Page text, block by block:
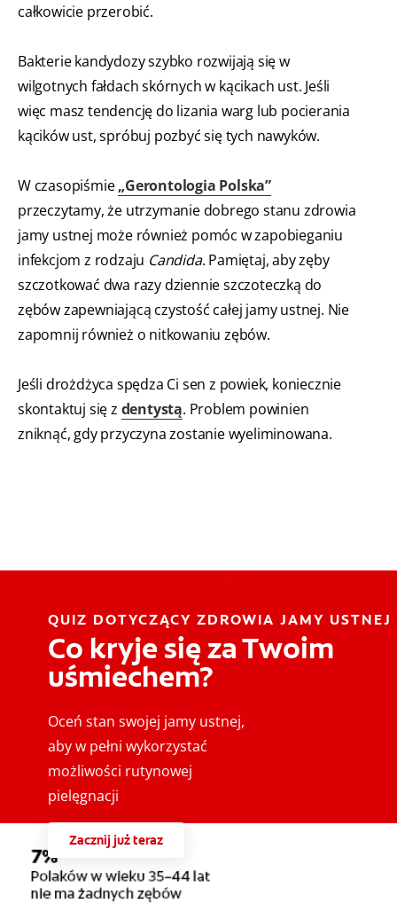
całkowicie przerobić.
Bakterie kandydozy szybko rozwijają się w
wilgotnych fałdach skórnych w kącikach ust. Jeśli
więc masz tendencję do lizania warg lub pocierania
kącików ust, spróbuj pozbyć się tych nawyków.
W czasopiśmie„Gerontologia Polska”
przeczytamy, że utrzymanie dobrego stanu zdrowia
jamy ustnej może również pomóc w zapobieganiu
infekcjom z rodzaju Candida. Pamiętaj, aby zęby
szczotkować dwa razy dziennie szczoteczką do
zębów zapewniającą czystość całej jamy ustnej. Nie
zapomnij również o nitkowaniu zębów.
Jeśli drożdżyca spędza Ci sen z powiek, koniecznie
skontaktuj się z dentystą. Problem powinien
zniknąć, gdy przyczyna zostanie wyeliminowana.
QUIZ DOTYCZĄCY ZDROWIA JAMY USTNEJ
Co kryje się za Twoim
uśmiechem?
Oceń stan swojej jamy ustnej,
aby w pełni wykorzystać
możliwości rutynowej
pielęgnacji
Zacznij już teraz